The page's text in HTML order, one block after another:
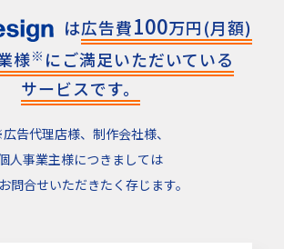
は広告費100万円(月額)
様※ にご満足いただいている
サービスです。
告代理店様、制作会社様、
人事業主様につきましては
問合せいただきたく存じます。